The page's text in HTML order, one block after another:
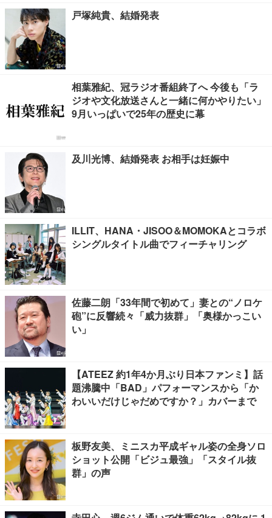
戸塚純貴、結婚発表
相葉雅紀、冠ラジオ番組終了へ 今後も「ラ
ジオや文化放送さんと一緒に何かやりたい」
9月いっぱいで25年の歴史に幕
及川光博、結婚発表 お相手は妊娠中
ILLIT、HANA・JISOO＆MOMOKAとコラボ
シングルタイトル曲でフィーチャリング
佐藤二朗「33年間で初めて」妻との“ノロケ
砲”に反響続々「威力抜群」「奥様かっこい
い」
【ATEEZ 約1年4か月ぶり日本ファンミ】話
題沸騰中「BAD」パフォーマンスから「か
わいいだけじゃだめですか？」カバーまで
板野友美、ミニスカ平成ギャル姿の全身ソロ
ショット公開「ビジュ最強」「スタイル抜
群」の声